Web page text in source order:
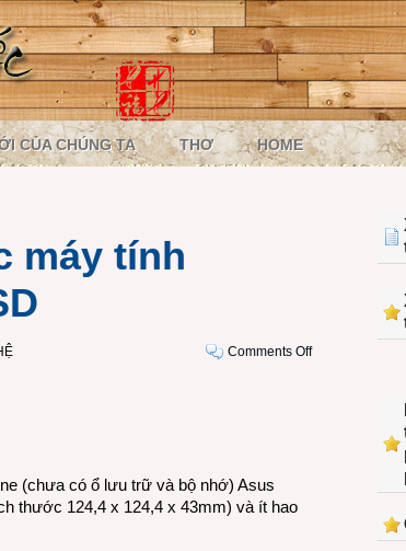
CỦA CHÚNG TA THƠ HOME
máy tính
Comments Offon
(chưa có ổ lưu trữ và bộ nhớ) Asus
thước 124,4 x 124,4 x 43mm) và ít hao